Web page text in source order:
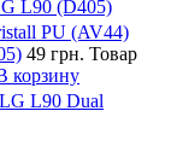
L90 (D405)
PU (AV44)
49 грн. Товар
корзину
L90 Dual